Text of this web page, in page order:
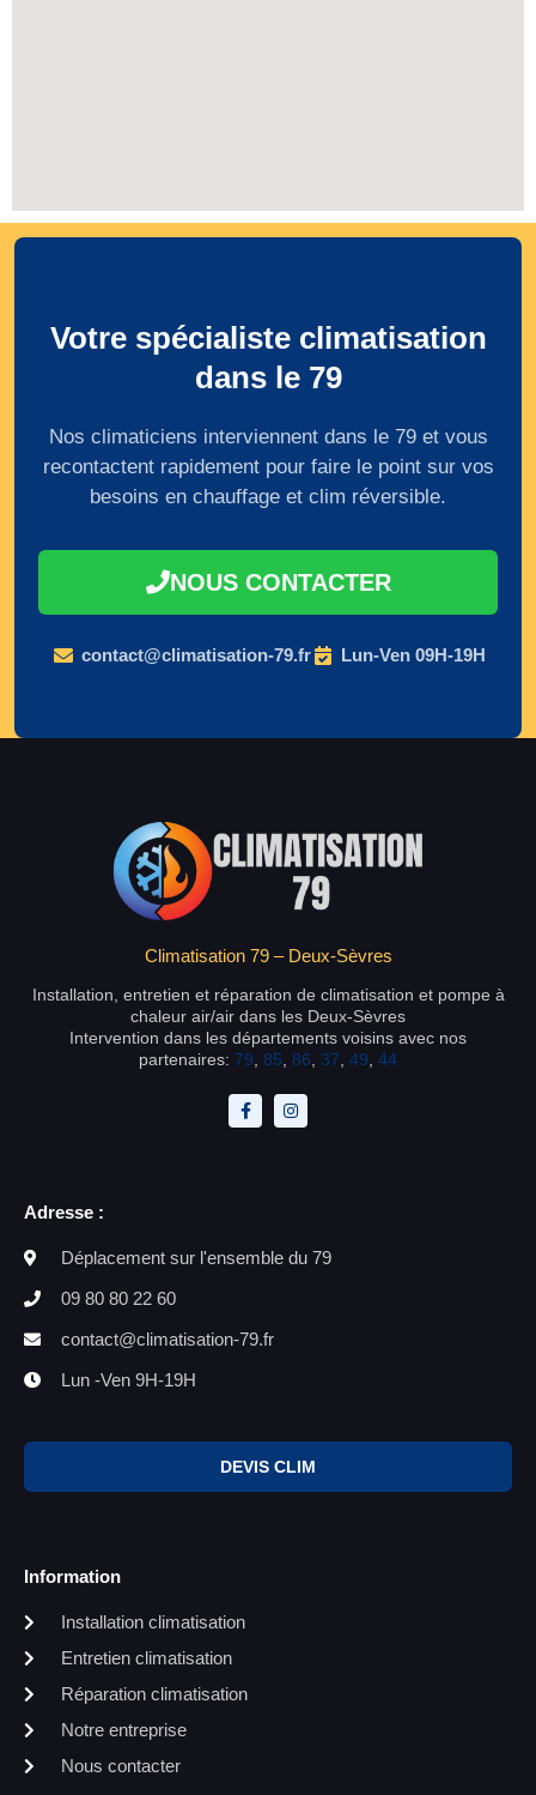
Votre spécialiste climatisation
dans le 79
Nos climaticiens interviennent dans le 79 et vous
recontactent rapidement pour faire le point sur vos
besoins en chauffage et clim réversible.
NOUS CONTACTER
contact@climatisation-79.fr Lun-Ven 09H-19H
Climatisation 79 – Deux-Sèvres
Installation, entretien et réparation de climatisation et pompe à
chaleur air/air dans les Deux-Sèvres
Intervention dans les départements voisins avec nos
partenaires: 79 85 86 37 49 44
Adresse :
Déplacement sur l'ensemble du 79
09 80 80 22 60
contact@climatisation-79.fr
Lun -Ven 9H-19H
DEVIS CLIM
Information
Installation climatisation
Entretien climatisation
Réparation climatisation
Notre entreprise
Nous contacter